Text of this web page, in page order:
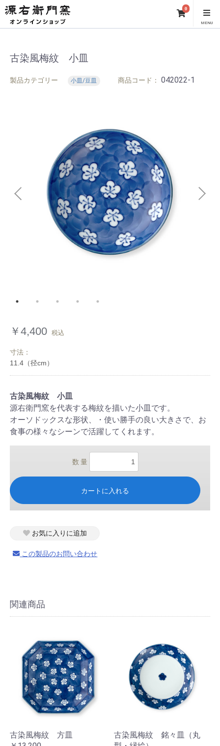
0
MENU
古染風梅紋 小皿
製品カテゴリー 小皿/豆皿 商品コード： 042022-1
￥4,400 税込
寸法：
古染風梅紋 小皿
源右衛門窯を代表する梅紋を描いた小皿です。
オーソドックスな形状、・使い勝手の良い大きさで、お
食事の様々なシーンで活躍してくれます。
数 量
カートに入れる
お気に入りに追加
この製品のお問い合わせ
関連商品
古染風梅紋 方皿
古染風梅紋 銘々皿（丸